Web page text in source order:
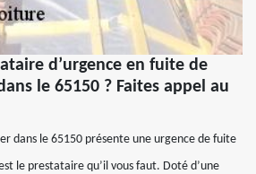
d’urgence en fuite de
le 65150 ? Faites appel au
dans le 65150 présente une urgence de fuite
le prestataire qu’il vous faut. Doté d’une